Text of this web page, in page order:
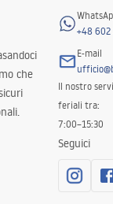
che
+48 602
E-mail
Il nostro
feriali tra:
7:00–15:30
Seguici